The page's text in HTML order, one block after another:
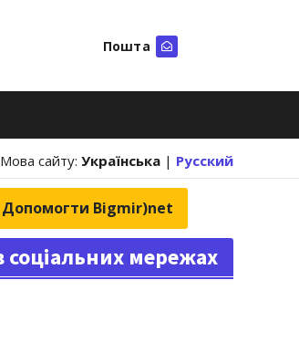
Пошта
Мова сайту: Українська | Русский
Допомогти Bigmir)net
соціальних мережах